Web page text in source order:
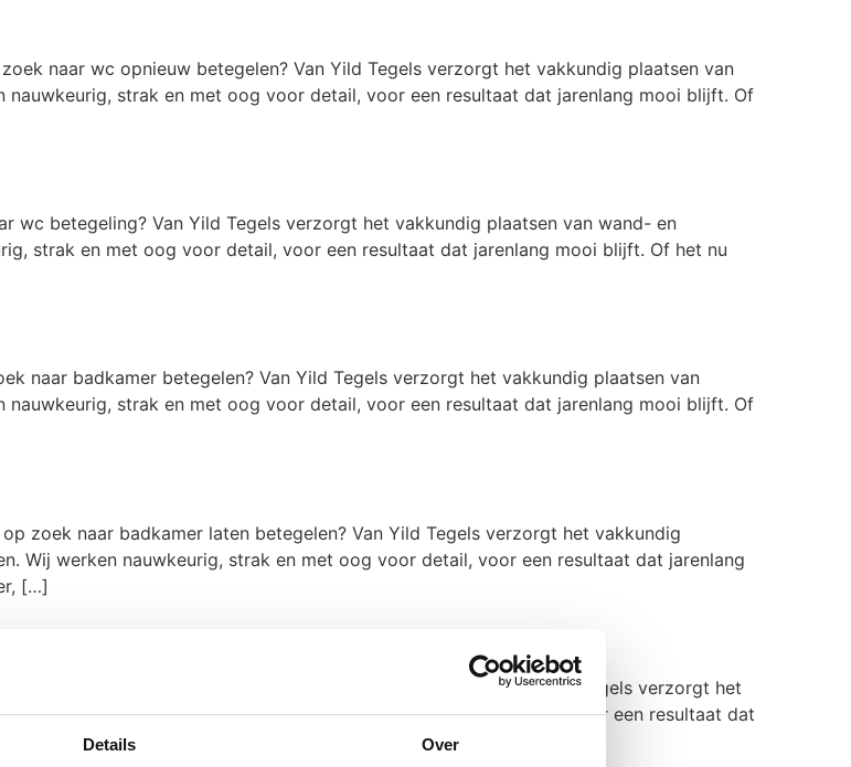
Details Over
naar wc opnieuw betegelen? Van Yild Tegels verzorgt het vakkundig plaatsen van
strak en met oog voor detail, voor een resultaat dat jarenlang mooi blijft. Of
wc betegeling? Van Yild Tegels verzorgt het vakkundig plaatsen van wand- en
strak en met oog voor detail, voor een resultaat dat jarenlang mooi blijft. Of het nu
naar badkamer betegelen? Van Yild Tegels verzorgt het vakkundig plaatsen van
strak en met oog voor detail, voor een resultaat dat jarenlang mooi blijft. Of
zoek naar badkamer laten betegelen? Van Yild Tegels verzorgt het vakkundig
Wij werken nauwkeurig, strak en met oog voor detail, voor een resultaat dat jarenlang
[…]
Ben je op zoek naar badkamer opnieuw laten betegelen? Van Yild Tegels verzorgt het
bedrijven. Wij werken nauwkeurig, strak en met oog voor detail, voor een resultaat dat
[…]